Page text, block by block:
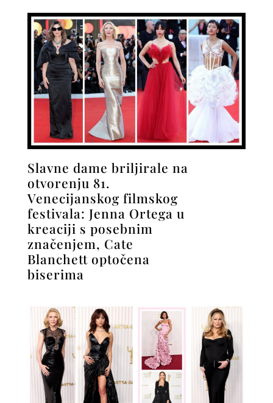
Slavne dame briljirale na
otvorenju 81.
Venecijanskog filmskog
festivala: Jenna Ortega u
kreaciji s posebnim
značenjem, Cate
Blanchett optočena
biserima